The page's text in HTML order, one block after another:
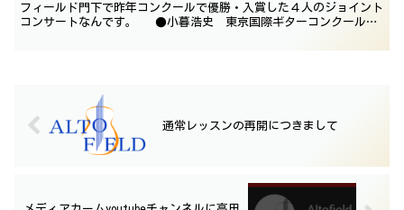
フィールド門下で昨年コンクールで優勝・入賞した４人のジョイント
コンサートなんです。 ●小暮浩史 東京国際ギターコンクール第
通常レッスンの再開につきまして